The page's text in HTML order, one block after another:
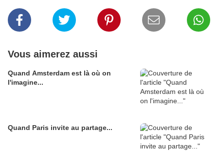
Vous aimerez aussi
Quand Amsterdam est là où on
l'imagine...
Quand Paris invite au partage...